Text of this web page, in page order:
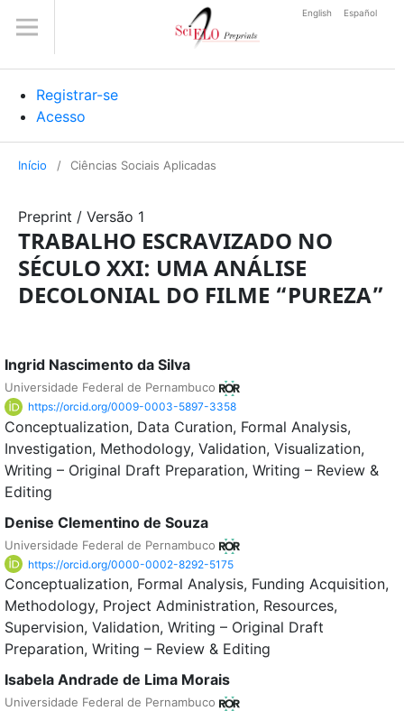
Registrar-se
Acesso
English Español
Início / Ciências Sociais Aplicadas
Preprint / Versão 1
TRABALHO ESCRAVIZADO NO
SÉCULO XXI: UMA ANÁLISE
DECOLONIAL DO FILME “PUREZA”
Ingrid Nascimento da Silva
Universidade Federal de Pernambuco
https://orcid.org/0009-0003-5897-3358
Conceptualization Data Curation Formal Analysis
Investigation Methodology Validation Visualization
Writing – Original Draft Preparation Writing – Review &
Editing
Denise Clementino de Souza
Universidade Federal de Pernambuco
https://orcid.org/0000-0002-8292-5175
Conceptualization Formal Analysis Funding Acquisition
Methodology Project Administration Resources
Supervision Validation Writing – Original Draft
Preparation Writing – Review & Editing
Isabela Andrade de Lima Morais
Universidade Federal de Pernambuco